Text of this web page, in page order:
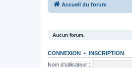
Accueil du forum
Aucun forum.
CONNEXION • INSCRIPTION
Nom d’utilisateur :